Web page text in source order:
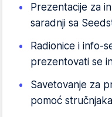
Prezentacije za
saradnji sa
Radionice i info-
prezentovati se
Savetovanje za
pomoć